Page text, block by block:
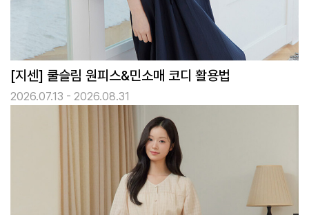
[지센] 쿨슬림 원피스&민소매 코디 활용법
2026.07.13 - 2026.08.31